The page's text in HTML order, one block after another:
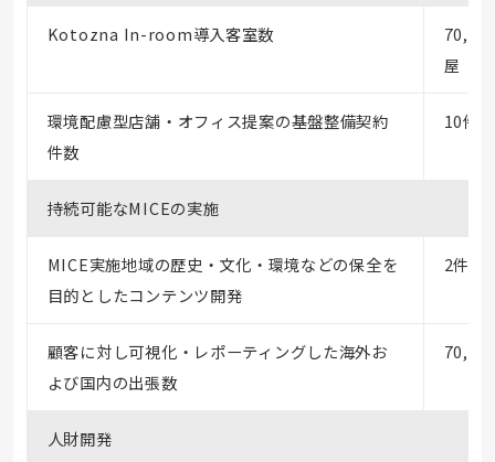
Kotozna In-room導入客室数
屋
環境配慮型店舗・オフィス提案の基盤整備契約
件数
10件
持続可能なMICEの実施
MICE実施地域の歴史・文化・環境などの保全を
目的としたコンテンツ開発
2件
顧客に対し可視化・レポーティングした海外お
よび国内の出張数
人財開発